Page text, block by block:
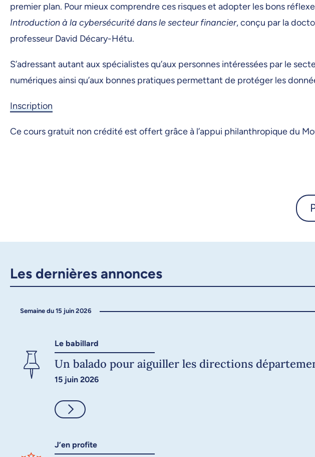
premier plan. Pour mieux comprendre ces risques et adopter les bons
Introduction à la cybersécurité dans le secteur financier, conçu par la
professeur David Décary-Hétu.
S’adressant autant aux spécialistes qu’aux personnes intéressées par le
numériques ainsi qu’aux bonnes pratiques permettant de protéger les
Inscription
Ce cours gratuit non crédité est offert grâce à l’appui philanthropique du
Les dernières annonces
Semaine du 15 juin 2026
Le babillard
Un balado pour aiguiller les directions
15 juin 2026
Consulter
J’en profite